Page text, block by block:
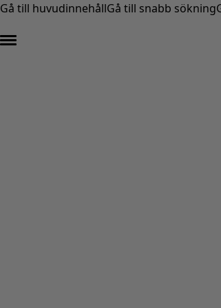
Gå till huvudinnehållGå till snabb sökning